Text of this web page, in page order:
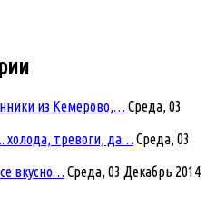
из Кемерово,…
Среда, 03
холода, тревоги, да…
Среда, 03
вкусно…
Среда, 03 Декабрь 2014